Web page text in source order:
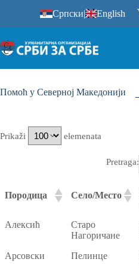
Српски| English
Помоћ у Северној Македонији
Prikaži elemenata
Pretraga:
Породица Село/Место
Породица Село/Место
Алексић
Старо
Нагоричане
Арсовски
Пелинце